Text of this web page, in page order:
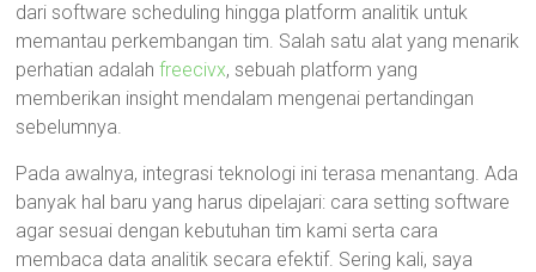
dari software scheduling hingga platform analitik untuk
memantau perkembangan tim. Salah satu alat yang menarik
perhatian adalahfreecivx, sebuah platform yang
memberikan insight mendalam mengenai pertandingan
sebelumnya.
Pada awalnya, integrasi teknologi ini terasa menantang. Ada
banyak hal baru yang harus dipelajari: cara setting software
agar sesuai dengan kebutuhan tim kami serta cara
membaca data analitik secara efektif. Sering kali, saya